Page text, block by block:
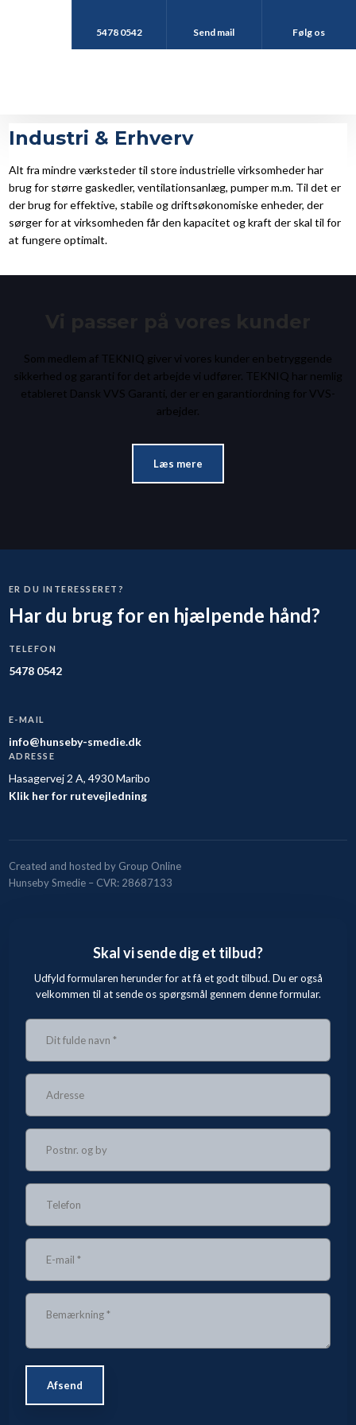
5478 0542 Send mail Følg os
Industri & Erhverv
Alt fra mindre værksteder til store industrielle virksomheder har
brug for større gaskedler, ventilationsanlæg, pumper m.m. Til det er
der brug for effektive, stabile og driftsøkonomiske enheder, der
sørger for at virksomheden får den kapacitet og kraft der skal til for
at fungere optimalt.
Som medlem af TEKNIQ giver vi vores kunder en betryggende
sikkerhed og garanti for det arbejde vi udfører. TEKNIQ har nemlig
etableret Dansk VVS Garanti, der er en garantiordning for VVS-
arbejder.​
Læs mere
ER DU INTERESSERET?
Har du brug for en hjælpende hånd?
TELEFON
5478 0542
E-MAIL
info@hunseby-smedie.dk
ADRESSE
Hasagervej 2 A, 4930 Maribo
Klik her for rutevejledning
Created and hosted by Group Online
Hunseby Smedie – CVR: 28687133
Skal vi sende dig et tilbud?
Udfyld formularen herunder for at få et godt tilbud. Du er også
velkommen til at sende os spørgsmål gennem denne formular.